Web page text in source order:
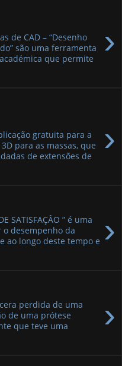
›
de CAD – “Desenho
são uma ferramenta
que permite
›
gratuita para a
para as massas, que
de extensões de
›
SATISFAÇÂO ” é uma
o desempenho da
ao longo deste tempo e
›
perdida de uma
de uma prótese
que teve uma